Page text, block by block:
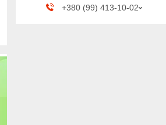
+380 (99) 413-10-02